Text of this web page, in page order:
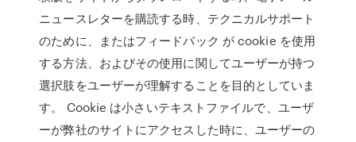
ニュースレターを購読する時、テクニカルサポート
のために、またはフィードバック が cookie を使用
する方法、およびその使用に関してユーザーが持つ
選択肢をユーザーが理解することを目的としていま
す。 Cookie は小さいテキストファイルで、ユーザ
ーが弊社のサイトにアクセスした時に、ユーザーの